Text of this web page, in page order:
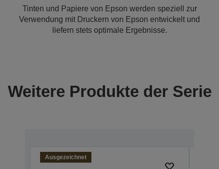
Tinten und Papiere von Epson werden speziell zur
Verwendung mit Druckern von Epson entwickelt und
liefern stets optimale Ergebnisse.
Weitere Produkte der Serie
Ausgezeichnet